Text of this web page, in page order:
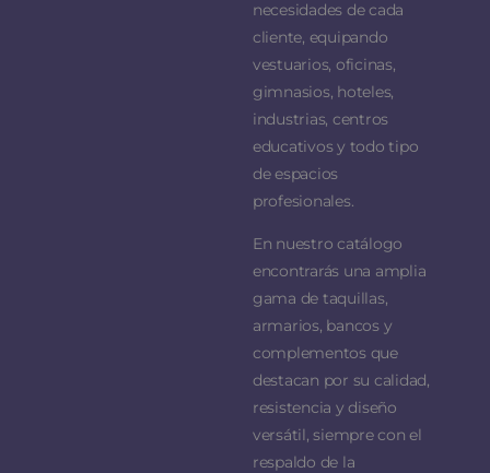
necesidades de cada
cliente, equipando
vestuarios, oficinas,
gimnasios, hoteles,
industrias, centros
educativos y todo tipo
de espacios
profesionales.
En nuestro catálogo
encontrarás una amplia
gama de taquillas,
armarios, bancos y
complementos que
destacan por su calidad,
resistencia y diseño
versátil, siempre con el
respaldo de la